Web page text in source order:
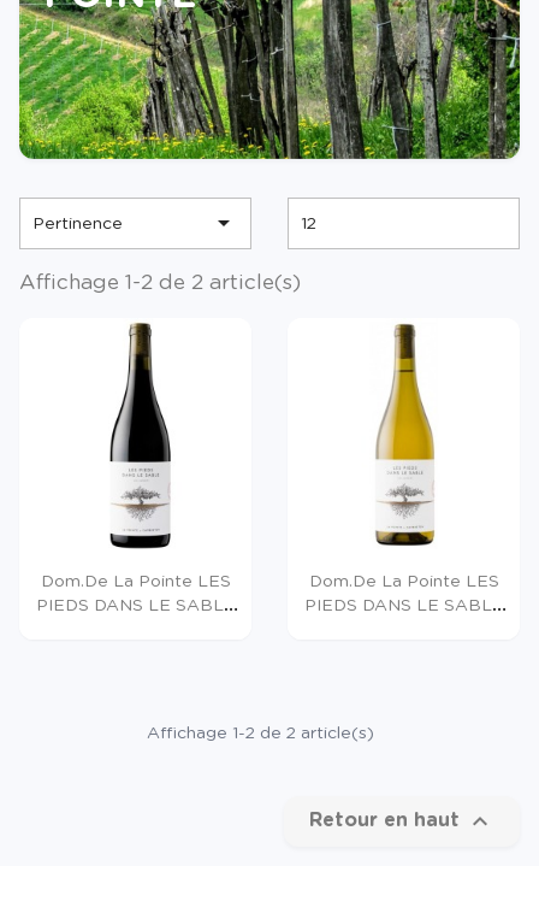
Pertinence  12
Affichage 1-2 de 2 article(s)
Dom.de La Pointe LES
PIEDS DANS LE SABLE
Dom.de La Pointe LES
PIEDS DANS LE SABLE
Affichage 1-2 de 2 article(s)
Retour en haut 